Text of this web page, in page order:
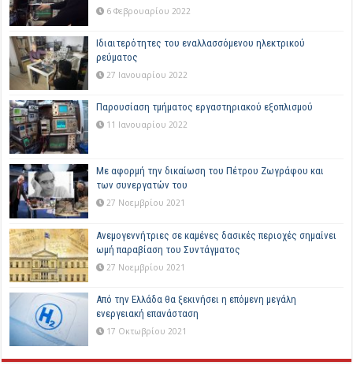
6 Φεβρουαρίου 2022
Ιδιαιτερότητες του εναλλασσόμενου ηλεκτρικού
ρεύματος
27 Ιανουαρίου 2022
Παρουσίαση τμήματος εργαστηριακού εξοπλισμού
11 Ιανουαρίου 2022
Με αφορμή την δικαίωση του Πέτρου Ζωγράφου και
των συνεργατών του
27 Νοεμβρίου 2021
Ανεμογεννήτριες σε καμένες δασικές περιοχές σημαίνει
ωμή παραβίαση του Συντάγματος
27 Νοεμβρίου 2021
Από την Ελλάδα θα ξεκινήσει η επόμενη μεγάλη
ενεργειακή επανάσταση
17 Οκτωβρίου 2021